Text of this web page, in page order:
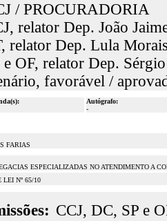
/ PROCURADORIA
relator Dep. João
relator Dep. Lula
OF, relator Dep.
favorável /
Autógrafo:
-
FARIAS
ESPECIALIZADAS NO ATENDIMENTO A
LEI Nº 65/10
CCJ, DC, SP e